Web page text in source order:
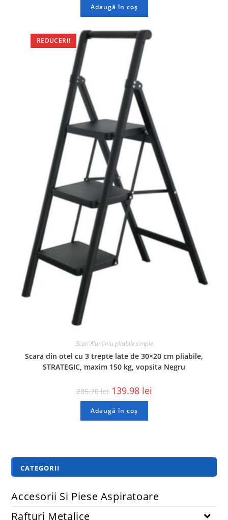
Adaugă în coș
REDUCERI!
Scari Aluminiu pliabile simple
Scara din otel cu 3 trepte late de 30×20 cm pliabile,
STRATEGIC, maxim 150 kg, vopsita Negru
205.70lei 139.98 lei
Adaugă în coș
CATEGORII
Accesorii Si Piese Aspiratoare
Rafturi Metalice